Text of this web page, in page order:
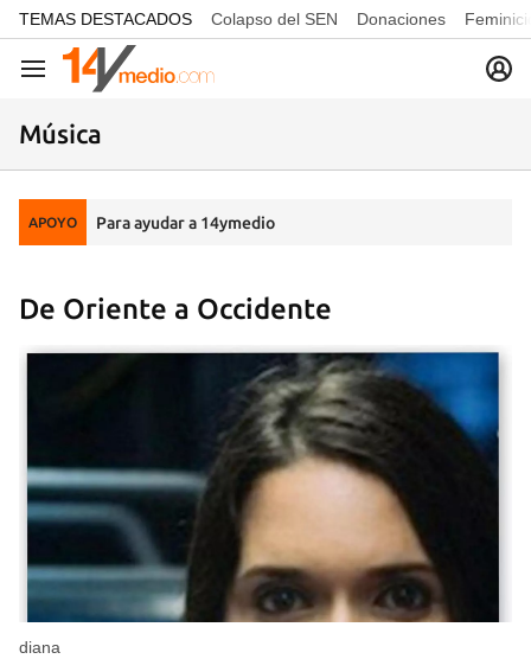
common.go-to-content
TEMAS DESTACADOS Colapso del SEN Donaciones
Navegación
Música
APOYO Para ayudar a 14ymedio
De Oriente a Occidente
diana